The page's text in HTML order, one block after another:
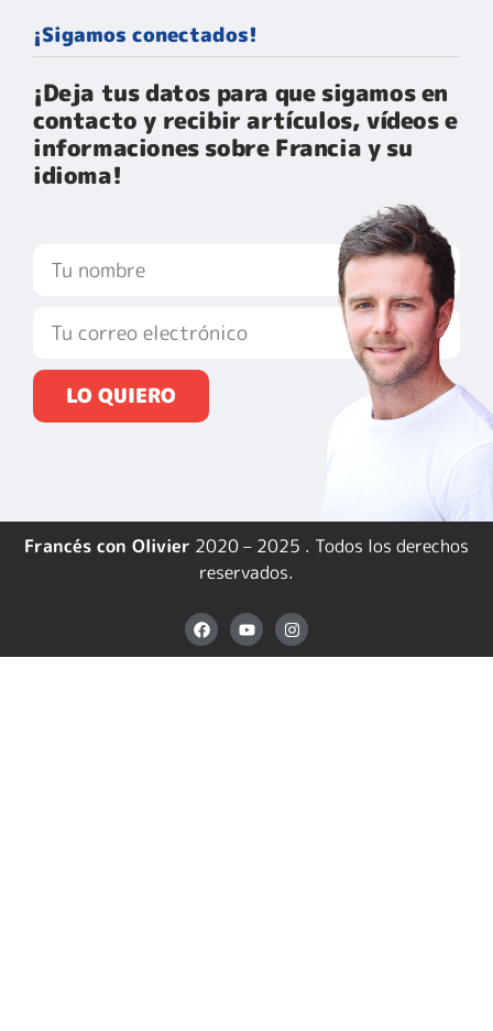
¡Sigamos conectados!
¡Deja tus datos para que sigamos en
contacto y recibir artículos, vídeos e
informaciones sobre Francia y su
idioma!​
LO QUIERO
Francés con Olivier 2020 – 2025 . Todos los derechos
reservados.